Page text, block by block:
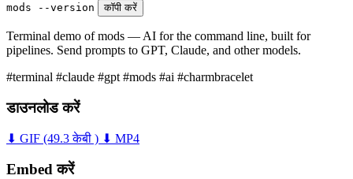
mods --version कॉपी करें
Terminal demo of mods — AI for the command line, built for
pipelines. Send prompts to GPT, Claude, and other models.
#terminal #claude #gpt #mods #ai #charmbracelet
डाउनलोड करें
⬇ GIF (49.3 केबी ) ⬇ MP4
Embed करें